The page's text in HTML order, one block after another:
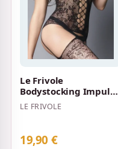
Le Frivole
Bodystocking Impulse
in Netzoptik mit
Blumenornamenten S-
LE FRIVOLE
19,90 €